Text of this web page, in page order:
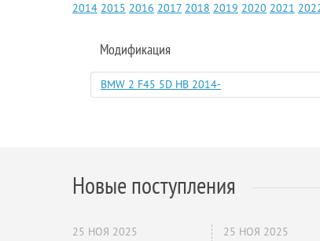
2014 2015 2016 2017 2018 2019 2020 2021
Модификация
BMW 2 F45 5D HB 2014-
Новые поступления
25 НОЯ 2025 25 НОЯ 2025